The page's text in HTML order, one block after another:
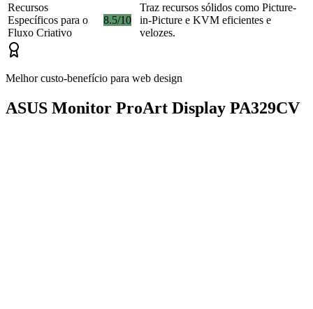
Recursos
Específicos para o
Fluxo Criativo
8.5/10
Traz recursos sólidos como Picture-
in-Picture e KVM eficientes e
velozes.
Melhor custo-benefício para web design
ASUS Monitor ProArt Display PA329CV